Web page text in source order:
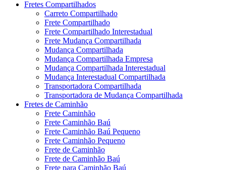
Fretes Compartilhados
Carreto Compartilhado
Frete Compartilhado
Frete Compartilhado Interestadual
Frete Mudança Compartilhada
Mudança Compartilhada
Mudança Compartilhada Empresa
Mudança Compartilhada Interestadual
Mudança Interestadual Compartilhada
Transportadora Compartilhada
Transportadora de Mudança Compartilhada
Fretes de Caminhão
Frete Caminhão
Frete Caminhão Baú
Frete Caminhão Baú Pequeno
Frete Caminhão Pequeno
Frete de Caminhão
Frete de Caminhão Baú
Frete para Caminhão Baú